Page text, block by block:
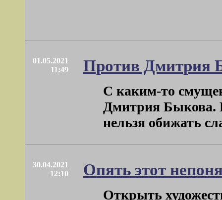
01.05.2021
11:49
Против Дмитрия
С каким-то
Дмитрия Быкова.
нельзя обижать
30.04.2021
12:10
Опять этот
Открыть